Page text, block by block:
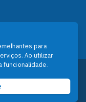
de Gestão de
para
Ao utilizar
funcionalidade.